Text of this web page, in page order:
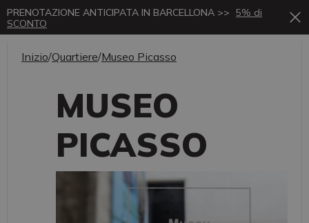
PRENOTAZIONE ANTICIPATA IN BARCELLONA >> 5% di
SCONTO
Inizio/Quartiere/Museo Picasso
MUSEO
PICASSO